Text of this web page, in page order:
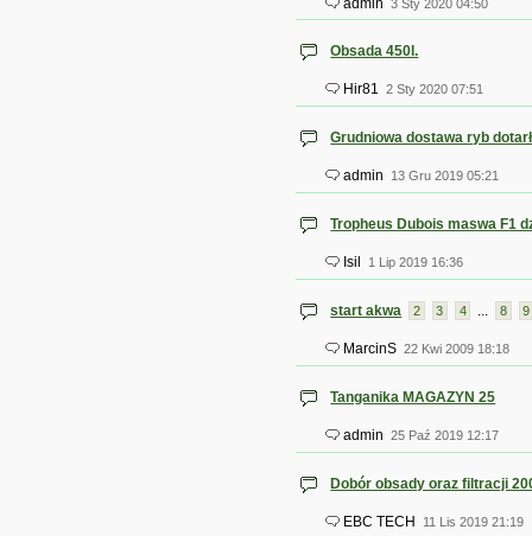
admin 3 Sty 2020 04:50
Obsada 450l.
Hir81 2 Sty 2020 07:51
Grudniowa dostawa ryb
admin 13 Gru 2019 05:21
Tropheus Dubois maswa F1
Isil 1 Lip 2019 16:36
start akwa 2 3 4 ... 8 9
MarcinS 22 Kwi 2009 18:18
Tanganika MAGAZYN 25
admin 25 Paź 2019 12:17
Dobór obsady oraz filtracji
EBC TECH 11 Lis 2019 21:19